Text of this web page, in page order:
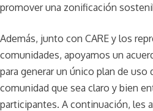
promover una zonificación
Además, junto con CARE y los
comunidades, apoyamos un
para generar un único plan de uso
comunidad que sea claro y bien
participantes. A continuación, les